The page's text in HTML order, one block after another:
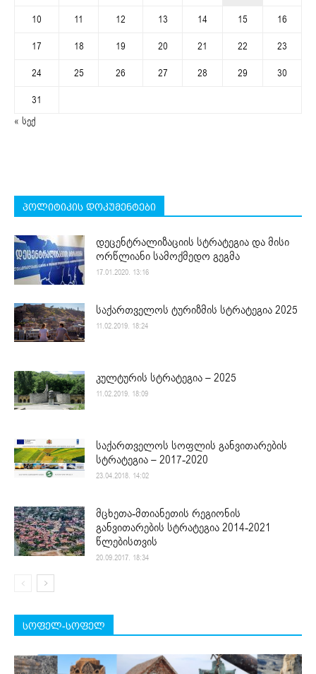
10
11 12 13 14 15
16
17
18 19 20 21 22
23
24
25 26 27 28 29
30
31
« სექ
პოლიტიკის დოკუმენტები
დეცენტრალიზაციის სტრატეგია და მისი
ორწლიანი სამოქმედო გეგმა
17.01.2020. 13:16
საქართველოს ტურიზმის სტრატეგია 2025
11.02.2019. 18:24
კულტურის სტრატეგია – 2025
11.02.2019. 18:09
საქართველოს სოფლის განვითარების
სტრატეგია – 2017-2020
23.04.2018. 14:02
მცხეთა-მთიანეთის რეგიონის
განვითარების სტრატეგია 2014-2021
წლებისთვის
20.09.2017. 18:34
სოფელ-სოფელ